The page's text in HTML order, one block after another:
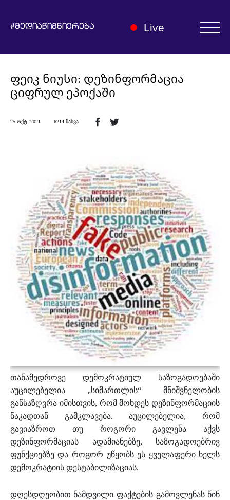
#მედიაწიგნიერება Live
მედიაწიგნიერების ჰაბი
სიახლეები
პროექტები
მოზარდები
მასწავლებლები და მშობლები
Eng
ფეიკ ნიუსი: დეზინფორმაცია
ციფრულ ეპოქაში
25 ოქტ. 2021 6214 ნახვა
თანამედროვე დემოკრატიულ საზოგადოებაში
აუცილებელია „სიმართლის“ მნიშვნელობის
განსაზღვრა იმისთვის, რომ მოხდეს დეზინფორმაციის
ნაკადთან გამკლავება. აუცილებელია, რომ
გავიაზროთ თუ როგორი გავლენა აქვს
დეზინფორმაციას ადამიანებზე, საზოგადოებრივ
ფუნქციებზე და როგორ უწყობს ეს ყველაფერი ხელს
დემოკრატიის დესტაბილიზაციას.
დღესდღეობით ნამდვილი ფაქტების გამოვლენას წინ